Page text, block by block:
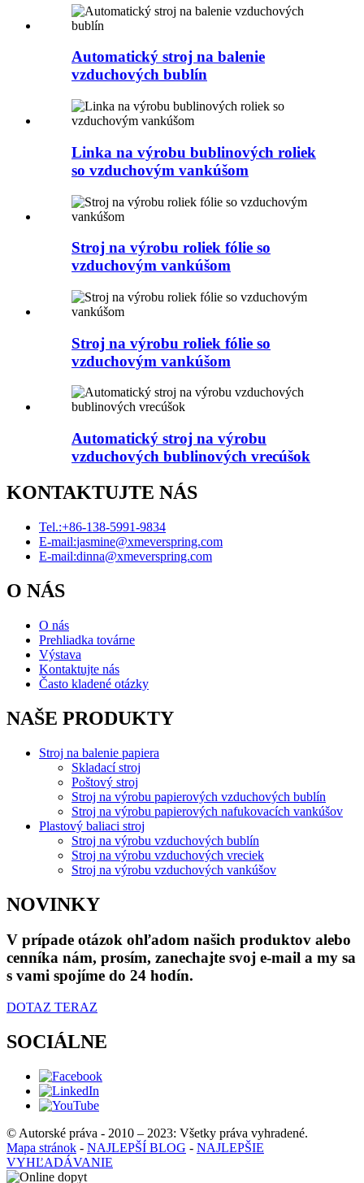
Automatický stroj na balenie
vzduchových bublín
Linka na výrobu bublinových roliek
so vzduchovým vankúšom
Stroj na výrobu roliek fólie so
vzduchovým vankúšom
Stroj na výrobu roliek fólie so
vzduchovým vankúšom
Automatický stroj na výrobu
vzduchových bublinových vrecúšok
KONTAKTUJTE NÁS
Tel.:+86-138-5991-9834
E-mail:jasmine@xmeverspring.com
E-mail:dinna@xmeverspring.com
O NÁS
O nás
Prehliadka továrne
Výstava
Kontaktujte nás
Často kladené otázky
NAŠE PRODUKTY
Stroj na balenie papiera
Skladací stroj
Poštový stroj
Stroj na výrobu papierových vzduchových bublín
Stroj na výrobu papierových nafukovacích vankúšov
Plastový baliaci stroj
Stroj na výrobu vzduchových bublín
Stroj na výrobu vzduchových vreciek
Stroj na výrobu vzduchových vankúšov
NOVINKY
V prípade otázok ohľadom našich produktov alebo
cenníka nám, prosím, zanechajte svoj e-mail a my sa
s vami spojíme do 24 hodín.
DOTAZ TERAZ
SOCIÁLNE
© Autorské práva - 2010 – 2023: Všetky práva vyhradené.
Mapa stránok - NAJLEPŠÍ BLOG - NAJLEPŠIE
VYHĽADÁVANIE